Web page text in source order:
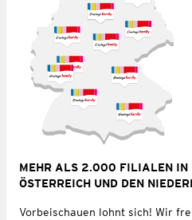
MEHR ALS 2.000 FILIALEN IN
ÖSTERREICH UND DEN
Vorbeischauen lohnt sich! Wir